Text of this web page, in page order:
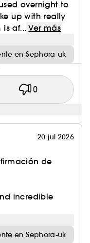
overnight to
up with really
af... Ver más
en Sephora-uk
0
20 jul 2026
de
incredible
en Sephora-uk